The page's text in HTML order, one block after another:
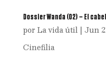
Dossier Wanda (02) – El
por La vida útil| Jun
Cinefilia